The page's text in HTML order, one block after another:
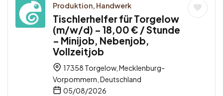
Produktion, Handwerk
Tischlerhelfer für Torgelow
(m/w/d) – 18,00 € / Stunde
– Minijob, Nebenjob,
Vollzeitjob
17358 Torgelow, Mecklenburg-
Vorpommern, Deutschland
05/08/2026